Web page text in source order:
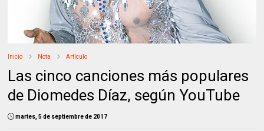
Inicio Nota Artículo
Las cinco canciones más populares
de Diomedes Díaz, según YouTube
martes, 5 de septiembre de 2017